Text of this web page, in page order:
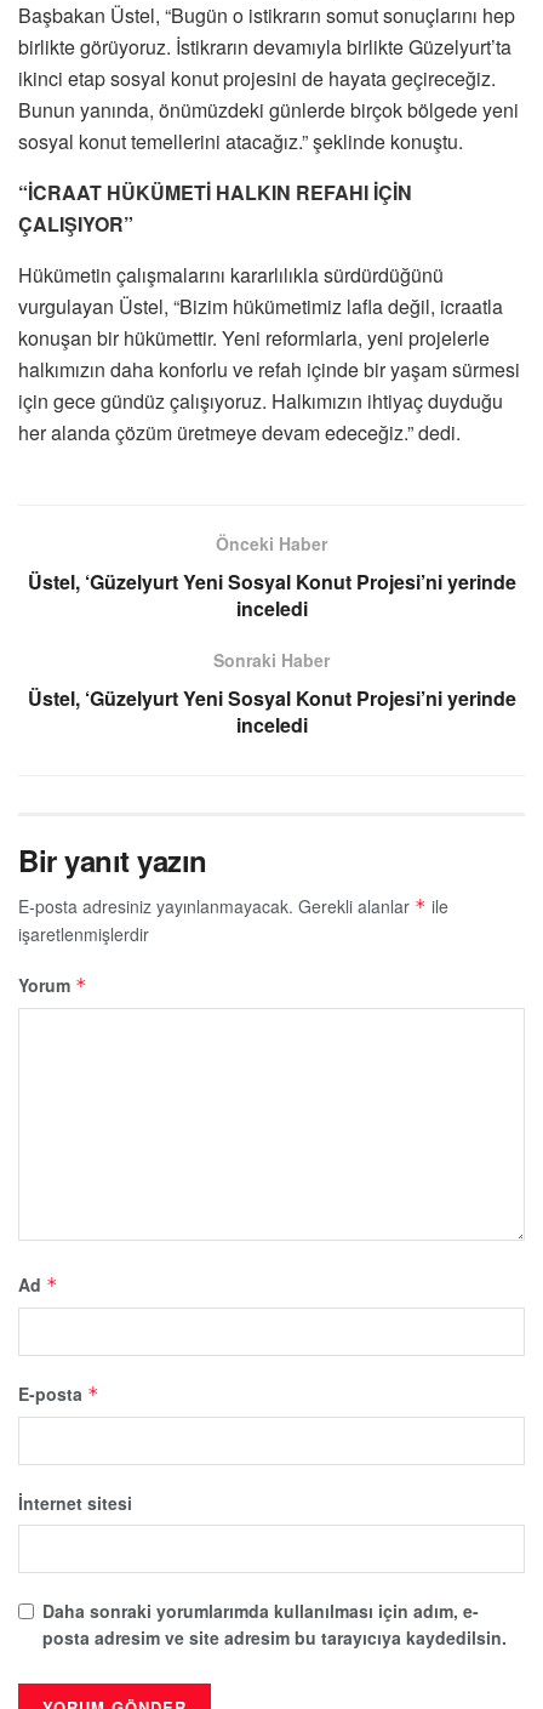
Başbakan Üstel, “Bugün o istikrarın somut sonuçlarını hep
birlikte görüyoruz. İstikrarın devamıyla birlikte Güzelyurt’ta
ikinci etap sosyal konut projesini de hayata geçireceğiz.
Bunun yanında, önümüzdeki günlerde birçok bölgede yeni
sosyal konut temellerini atacağız.” şeklinde konuştu.
“İCRAAT HÜKÜMETİ HALKIN REFAHI İÇİN
ÇALIŞIYOR”
Hükümetin çalışmalarını kararlılıkla sürdürdüğünü
vurgulayan Üstel, “Bizim hükümetimiz lafla değil, icraatla
konuşan bir hükümettir. Yeni reformlarla, yeni projelerle
halkımızın daha konforlu ve refah içinde bir yaşam sürmesi
için gece gündüz çalışıyoruz. Halkımızın ihtiyaç duyduğu
her alanda çözüm üretmeye devam edeceğiz.” dedi.
Önceki Haber
Üstel, ‘Güzelyurt Yeni Sosyal Konut Projesi’ni yerinde
inceledi
Sonraki Haber
Üstel, ‘Güzelyurt Yeni Sosyal Konut Projesi’ni yerinde
inceledi
Bir yanıt yazın
E-posta adresiniz yayınlanmayacak. Gerekli alanlar * ile
işaretlenmişlerdir
Yorum *
Ad *
E-posta *
İnternet sitesi
Daha sonraki yorumlarımda kullanılması için adım, e-
posta adresim ve site adresim bu tarayıcıya kaydedilsin.